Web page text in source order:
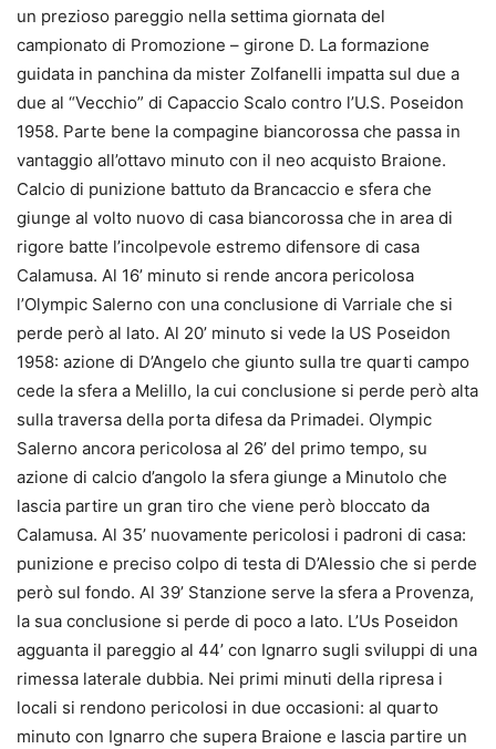
un prezioso pareggio nella settima giornata del
campionato di Promozione – girone D. La formazione
guidata in panchina da mister Zolfanelli impatta sul due a
due al “Vecchio” di Capaccio Scalo contro l’U.S. Poseidon
1958. Parte bene la compagine biancorossa che passa in
vantaggio all’ottavo minuto con il neo acquisto Braione.
Calcio di punizione battuto da Brancaccio e sfera che
giunge al volto nuovo di casa biancorossa che in area di
rigore batte l’incolpevole estremo difensore di casa
Calamusa. Al 16’ minuto si rende ancora pericolosa
l’Olympic Salerno con una conclusione di Varriale che si
perde però al lato. Al 20’ minuto si vede la US Poseidon
1958: azione di D’Angelo che giunto sulla tre quarti campo
cede la sfera a Melillo, la cui conclusione si perde però alta
sulla traversa della porta difesa da Primadei. Olympic
Salerno ancora pericolosa al 26’ del primo tempo, su
azione di calcio d’angolo la sfera giunge a Minutolo che
lascia partire un gran tiro che viene però bloccato da
Calamusa. Al 35’ nuovamente pericolosi i padroni di casa:
punizione e preciso colpo di testa di D’Alessio che si perde
però sul fondo. Al 39’ Stanzione serve la sfera a Provenza,
la sua conclusione si perde di poco a lato. L’Us Poseidon
agguanta il pareggio al 44’ con Ignarro sugli sviluppi di una
rimessa laterale dubbia. Nei primi minuti della ripresa i
locali si rendono pericolosi in due occasioni: al quarto
minuto con Ignarro che supera Braione e lascia partire un